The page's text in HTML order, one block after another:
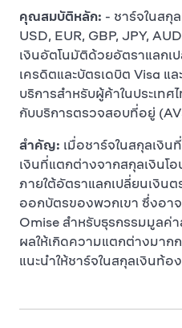
คุณสมบัติหลัก: - ชาร์จในสกุ
USD, EUR, GBP, JPY,
เงินอัตโนมัติด้วยอัตราแลกเ
เครดิตและบัตรเดบิต Visa แ
บริการสำหรับผู้ค้าในประเท
กับบริการตรวจสอบที่อยู่
สำคัญ: เมื่อชาร์จในสกุลเงิน
เงินที่แตกต่างจากสกุลเงินโ
ภายใต้อัตราแลกเปลี่ยนเงิน
ออกบัตรของพวกเขา ซึ่งอา
Omise สำหรับธุรกรรมมูลค่
ผลให้เกิดความแตกต่างมาก
แนะนำให้ชาร์จในสกุลเงินท้อ